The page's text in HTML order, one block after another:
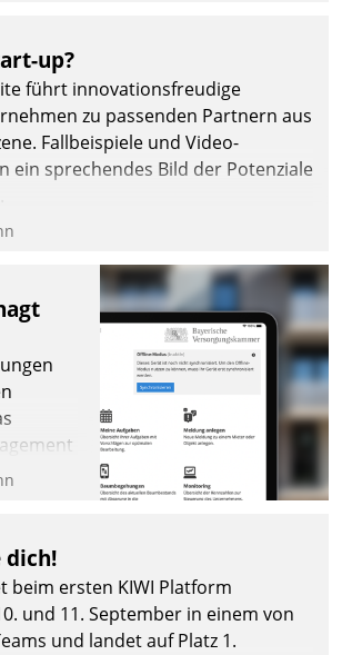
up?
führt innovationsfreudige
zu passenden Partnern aus
Fallbeispiele und Video-
ein sprechendes Bild der Potenziale
für
und
dich!
beim ersten KIWI Platform
und 11. September in einem von
und landet auf Platz 1.